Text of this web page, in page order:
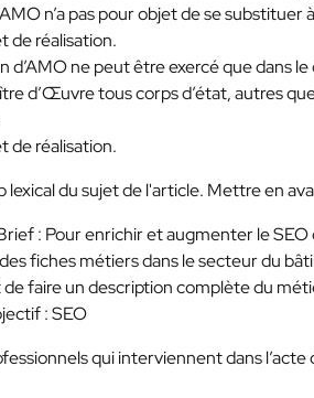
n’a pas pour objet de se
de réalisation.
d’AMO ne peut être exercé que dans
d’Œuvre tous corps d’état, autres
de réalisation.
lexical du sujet de l'article. Mettre en
: Pour enrichir et augmenter le SEO
fiches métiers dans le secteur du
de faire un description complète du
: SEO
qui interviennent dans